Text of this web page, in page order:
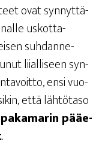
ovat syn­nyt­tä­
uskot­ta­
suh­dan­ne­
lii­al­li­seen syn­
ensi vuo­
että läh­tö­ta­so
pää­e­
.